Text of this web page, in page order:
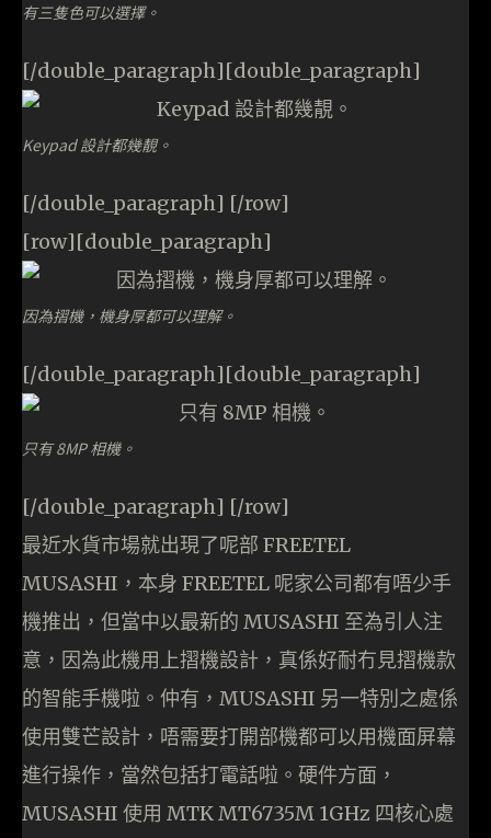
有三隻色可以選擇。
[/double_paragraph][double_paragraph]
Keypad 設計都幾靚。
[/double_paragraph] [/row]
[row][double_paragraph]
因為摺機，機身厚都可以理解。
[/double_paragraph][double_paragraph]
只有 8MP 相機。
[/double_paragraph] [/row]
最近水貨市場就出現了呢部 FREETEL
MUSASHI，本身 FREETEL 呢家公司都有唔少手
機推出，但當中以最新的 MUSASHI 至為引人注
意，因為此機用上摺機設計，真係好耐冇見摺機款
的智能手機啦。仲有，MUSASHI 另一特別之處係
使用雙芒設計，唔需要打開部機都可以用機面屏幕
進行操作，當然包括打電話啦。硬件方面，
MUSASHI 使用 MTK MT6735M 1GHz 四核心處